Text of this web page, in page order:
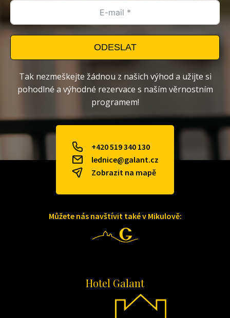
ODESLAT
Alternative:
Tak nezmeškejte žádnou z našich výhod a užijte si
pohodlné a výhodné rezervace s naším věrnostním
programem!
+420 519 340 130
lednice@galant.cz
Zobrazit na mapě
Můžete nás navštívit také v Mikulově:
Hotel Galant